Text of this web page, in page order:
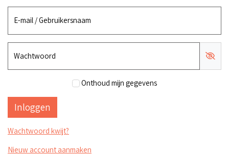
E-mail / Gebruikersnaam
Wachtwoord
Onthoud mijn gegevens
Wachtwoord kwijt?
Nieuw account aanmaken